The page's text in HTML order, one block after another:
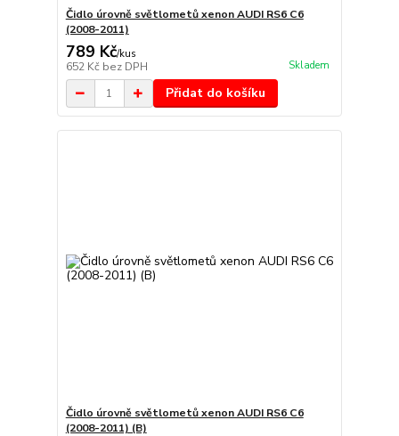
Čidlo úrovně světlometů xenon AUDI RS6 C6
(2008-2011)
789 Kč/kus
652 Kč bez DPH Skladem
Přidat do košíku
Čidlo úrovně světlometů xenon AUDI RS6 C6
(2008-2011) (B)